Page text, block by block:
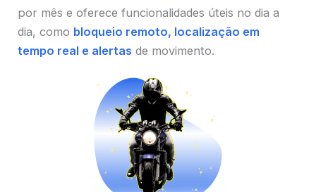
por mês e oferece funcionalidades úteis no dia a
dia, como bloqueio remoto, localização em
tempo real e alertas de movimento.